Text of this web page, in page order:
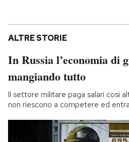
ALTRE STORIE
In Russia l’economia di
mangiando tutto
Il settore militare paga salari così
non riescono a competere ed